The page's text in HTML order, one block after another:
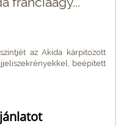
az Akida kárpitozott
beépített